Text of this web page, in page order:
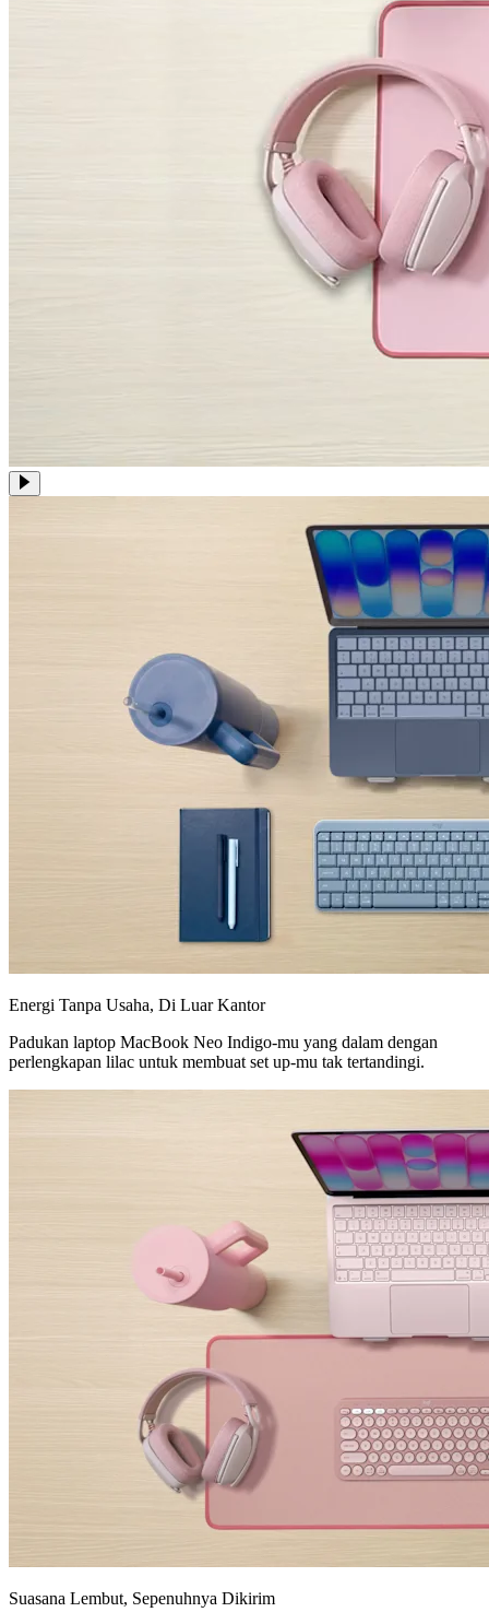
Energi Tanpa Usaha, Di Luar Kantor
Padukan laptop MacBook Neo Indigo-mu yang dalam dengan
perlengkapan lilac untuk membuat set up-mu tak tertandingi.
Suasana Lembut, Sepenuhnya Dikirim